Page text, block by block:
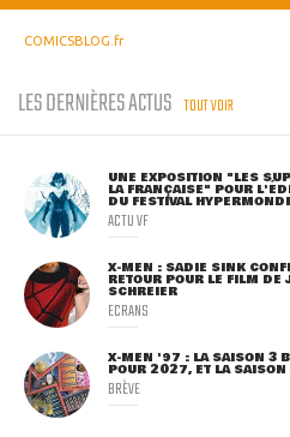
COMICSBLOG.fr
LES DERNIÈRES ACTUS TOUT VOIR
UNE EXPOSITION "LES
LA FRANÇAISE" POUR
DU FESTIVAL
ACTU VF
X-MEN : SADIE SINK
RETOUR POUR LE FILM DE
SCHREIER
ECRANS
X-MEN '97 : LA SAISON 3
POUR 2027, ET LA
BRÈVE